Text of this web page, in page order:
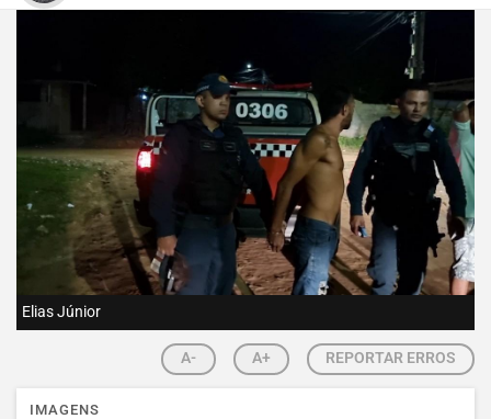
Elias Júnior
A- A+ REPORTAR ERROS
IMAGENS